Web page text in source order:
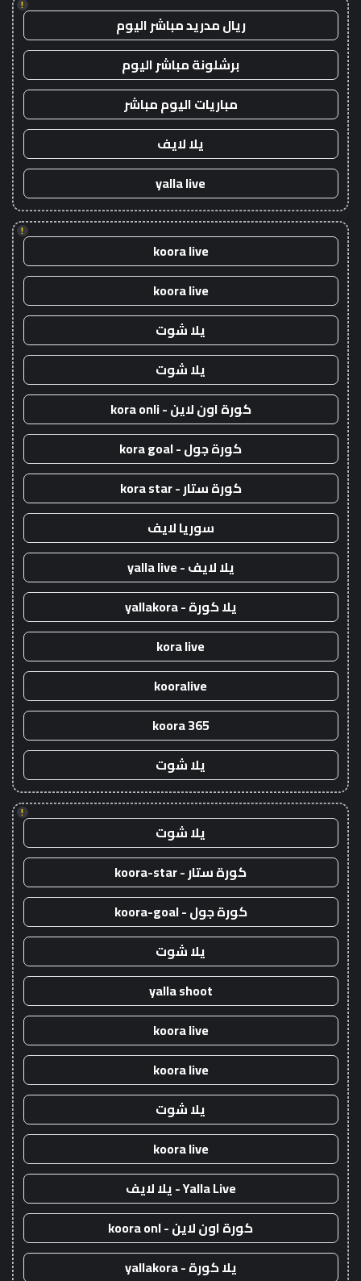
!
ريال مدريد مباشر اليوم
برشلونة مباشر اليوم
مباريات اليوم مباشر
يلا لايف
yalla live
!
koora live
koora live
يلا شوت
يلا شوت
كورة اون لاين - kora onli
كورة جول - kora goal
كورة ستار - kora star
سوريا لايف
يلا لايف - yalla live
يلا كورة - yallakora
kora live
kooralive
koora 365
يلا شوت
!
يلا شوت
كورة ستار - koora-star
كورة جول - koora-goal
يلا شوت
yalla shoot
koora live
koora live
يلا شوت
koora live
Yalla Live - يلا لايف
كورة اون لاين - koora onl
يلا كورة - yallakora